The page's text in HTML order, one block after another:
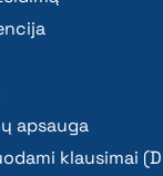
apsauga
klausimai